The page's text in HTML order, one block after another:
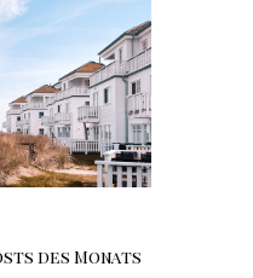
des Monats